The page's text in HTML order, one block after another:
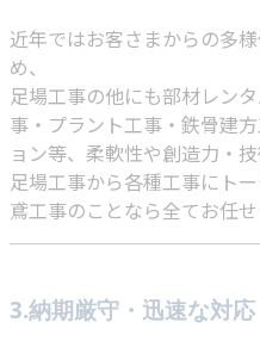
近年ではお客さまからの多
め、
足場工事の他にも部材レン
事・プラント工事・鉄骨建
ョン等、柔軟性や創造力・技
足場工事から各種工事にト
鳶工事のことなら全てお任せ
3.納期厳守・迅速な対応